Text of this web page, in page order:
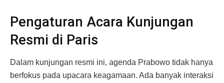
Pengaturan Acara Kunjungan
Resmi di Paris
Dalam kunjungan resmi ini, agenda Prabowo tidak hanya
berfokus pada upacara keagamaan. Ada banyak interaksi